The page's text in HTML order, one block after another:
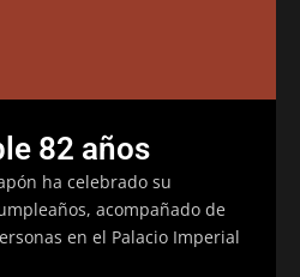
82 años
ha celebrado su
acompañado de
en el Palacio Imperial